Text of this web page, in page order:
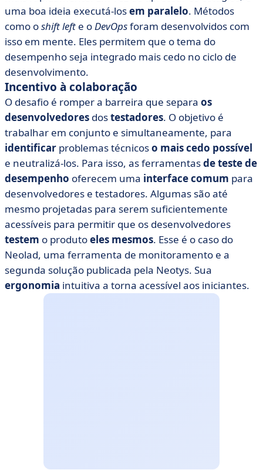
uma boa ideia executá-losem paralelo. Métodos
como oshift left e oDevOpsforam desenvolvidos com
isso em mente. Eles permitem que o tema do
desempenho seja integrado mais cedo no ciclo de
desenvolvimento.
Incentivo à colaboração
O desafio é romper a barreira que separa os
desenvolvedores dostestadores. O objetivo é
trabalhar em conjunto e simultaneamente, para
identificar problemas técnicoso mais cedo possível
e neutralizá-los. Para isso, as ferramentasde teste de
desempenho oferecem uma interface comum para
desenvolvedores e testadores. Algumas são até
mesmo projetadas para serem suficientemente
acessíveis para permitir que os desenvolvedores
testem o produtoeles mesmos. Esse é o caso do
Neolad, uma ferramenta de monitoramento e a
segunda solução publicada pela Neotys. Sua
ergonomia intuitiva a torna acessível aos iniciantes.